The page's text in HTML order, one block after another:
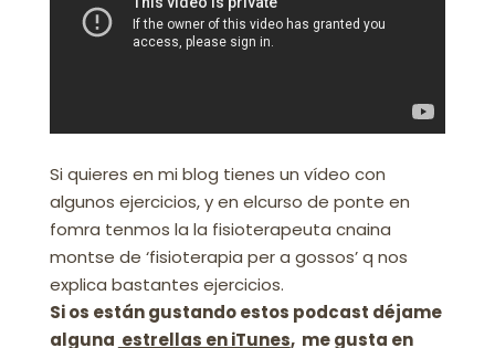
Si quieres en mi blog tienes un vídeo con
algunos ejercicios, y en elcurso de ponte en
fomra tenmos la la fisioterapeuta cnaina
montse de ‘fisioterapia per a gossos’ q nos
explica bastantes ejercicios.
Si os están gustando estos podcast déjame
alguna estrellas en iTunes, me gusta en